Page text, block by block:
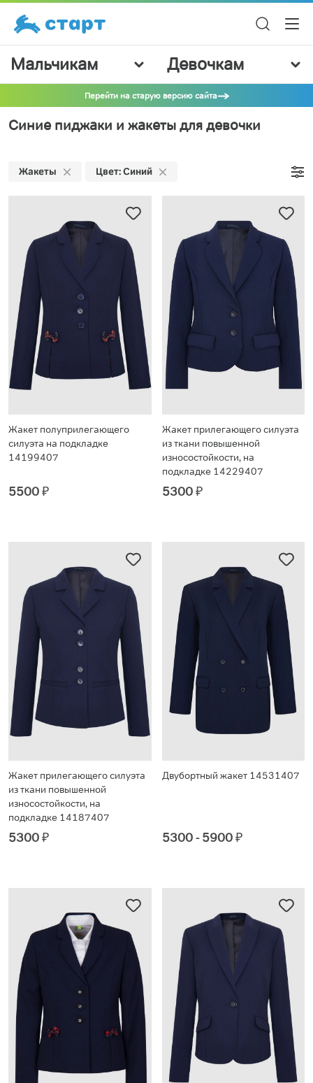
Мальчикам Девочкам
Перейти на старую версию сайта
Синие пиджаки и жакеты для девочки
Жакеты Цвет: Синий
Жакет полуприлегающего
силуэта на подкладке
14199407
5500₽
Жакет прилегающего силуэта
из ткани повышенной
износостойкости, на
подкладке 14229407
5300₽
Жакет прилегающего силуэта
из ткани повышенной
износостойкости, на
подкладке 14187407
5300₽
Двубортный жакет 14531407
5300 - 5900₽